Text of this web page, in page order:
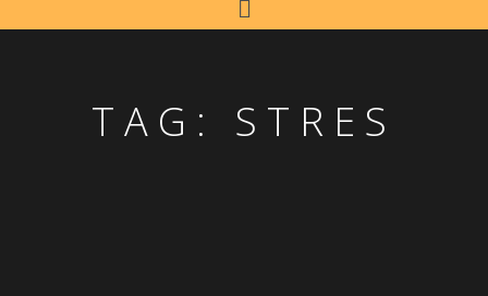
TAG: STRES